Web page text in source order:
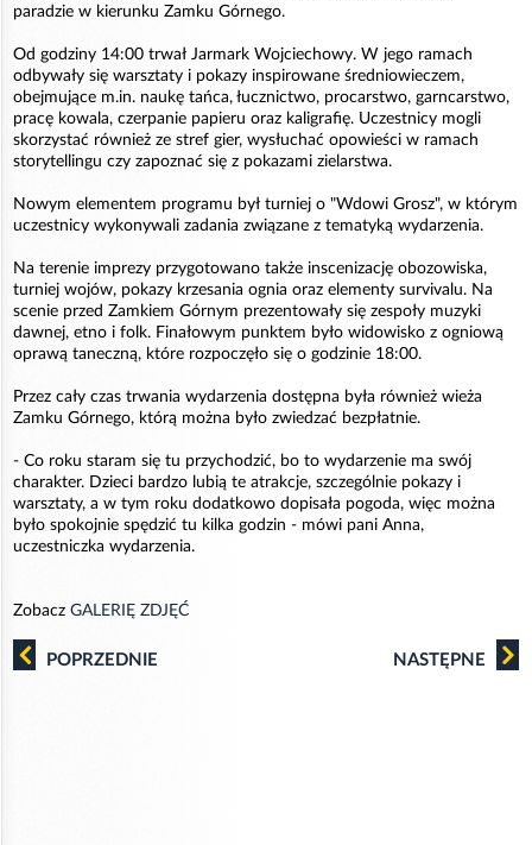
paradzie w kierunku Zamku Górnego.
Od godziny 14:00 trwał Jarmark Wojciechowy. W jego ramach
odbywały się warsztaty i pokazy inspirowane średniowieczem,
obejmujące m.in. naukę tańca, łucznictwo, procarstwo, garncarstwo,
pracę kowala, czerpanie papieru oraz kaligrafię. Uczestnicy mogli
skorzystać również ze stref gier, wysłuchać opowieści w ramach
storytellingu czy zapoznać się z pokazami zielarstwa.
Nowym elementem programu był turniej o "Wdowi Grosz", w którym
uczestnicy wykonywali zadania związane z tematyką wydarzenia.
Na terenie imprezy przygotowano także inscenizację obozowiska,
turniej wojów, pokazy krzesania ognia oraz elementy survivalu. Na
scenie przed Zamkiem Górnym prezentowały się zespoły muzyki
dawnej, etno i folk. Finałowym punktem było widowisko z ogniową
oprawą taneczną, które rozpoczęło się o godzinie 18:00.
Przez cały czas trwania wydarzenia dostępna była również wieża
Zamku Górnego, którą można było zwiedzać bezpłatnie.
- Co roku staram się tu przychodzić, bo to wydarzenie ma swój
charakter. Dzieci bardzo lubią te atrakcje, szczególnie pokazy i
warsztaty, a w tym roku dodatkowo dopisała pogoda, więc można
było spokojnie spędzić tu kilka godzin - mówi pani Anna,
uczestniczka wydarzenia.
Zobacz GALERIĘ ZDJĘĆ
POPRZEDNIE NASTĘPNE